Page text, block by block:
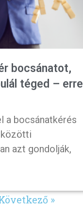
bocsánatot,
téged – erre
a bocsánatkérés
közötti
azt gondolják,
»